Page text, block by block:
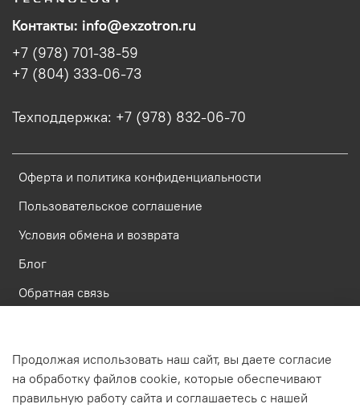
Оферта и политика конфиденциальности
Пользовательское соглашение
Условия обмена и возврата
Блог
Обратная связь
Контакты: info@exzotron.ru
+7 (978) 701-38-59
+7 (804) 333-06-73
Техподдержка: +7 (978) 832-06-70
Крымская Правда, д.6, пом. 23
Продолжая использовать наш сайт, вы даете согласие
на обработку файлов cookie, которые обеспечивают
правильную работу сайта и соглашаетесь с нашей